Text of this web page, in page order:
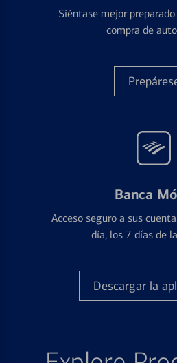
Siéntase mejor
compra de
Banca
Acceso seguro a sus
día, los 7 días de
Descargar la